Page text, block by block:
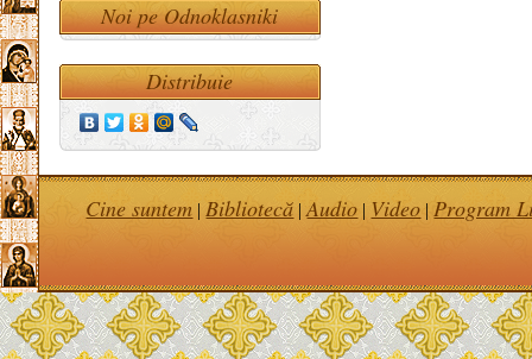
Noi pe Odnoklasniki
Distribuie
Cine suntem | Bibliotecă |Audio | Video | Program